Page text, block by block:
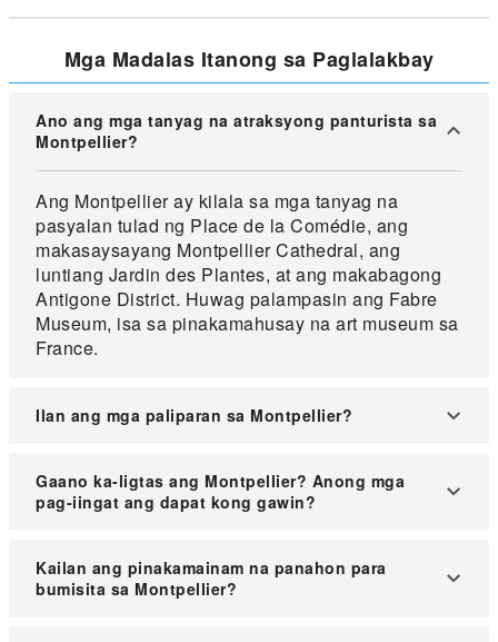
Mga Madalas Itanong sa Paglalakbay
Ano ang mga tanyag na atraksyong panturista sa
Montpellier?
Ang Montpellier ay kilala sa mga tanyag na
pasyalan tulad ng Place de la Comédie, ang
makasaysayang Montpellier Cathedral, ang
luntiang Jardin des Plantes, at ang makabagong
Antigone District. Huwag palampasin ang Fabre
Museum, isa sa pinakamahusay na art museum sa
France.
Ilan ang mga paliparan sa Montpellier?
Isang pangunahing paliparan ang nagsisilbi sa
Montpellier, ang Montpellier–Méditerranée Airport
Gaano ka-ligtas ang Montpellier? Anong mga
pag-iingat ang dapat kong gawin?
Karaniwang ligtas ang Montpellier para sa mga
manlalakbay, ngunit mainam na maging alerto,
Kailan ang pinakamainam na panahon para
bumisita sa Montpellier?